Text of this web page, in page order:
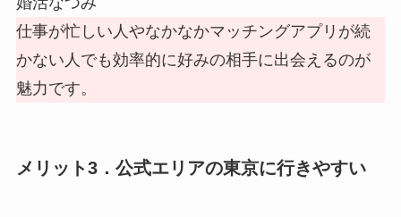
仕事が忙しい人やなかなかマッチングアプリが続
かない人でも効率的に好みの相手に出会えるのが
魅力です。
メリット3．公式エリアの東京に行きやすい